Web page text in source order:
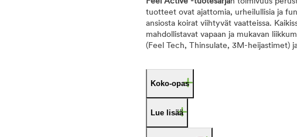
tuotteet ovat ajattomia, urheilullisia ja
ansiosta koirat viihtyvät vaatteissa.
mahdollistavat vapaan ja mukavan
(Feel Tech, Thinsulate, 3M-heijastimet)
Koko-opas
Lue lisää